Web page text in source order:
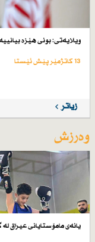
ویلایەتی: بونی هێزە
13 کاتژمێر پێش ئێستا
زیاتر
وەرزش
یانەی مامۆستایانی عیراق